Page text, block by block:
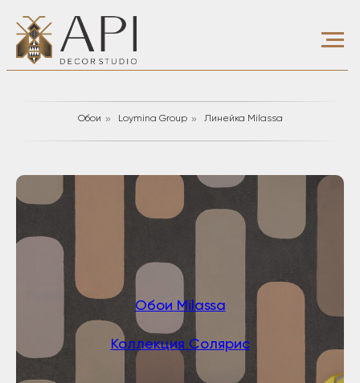
Обои » Loymina Group » Линейка Milassa
Обои Milassa
Коллекция Солярис